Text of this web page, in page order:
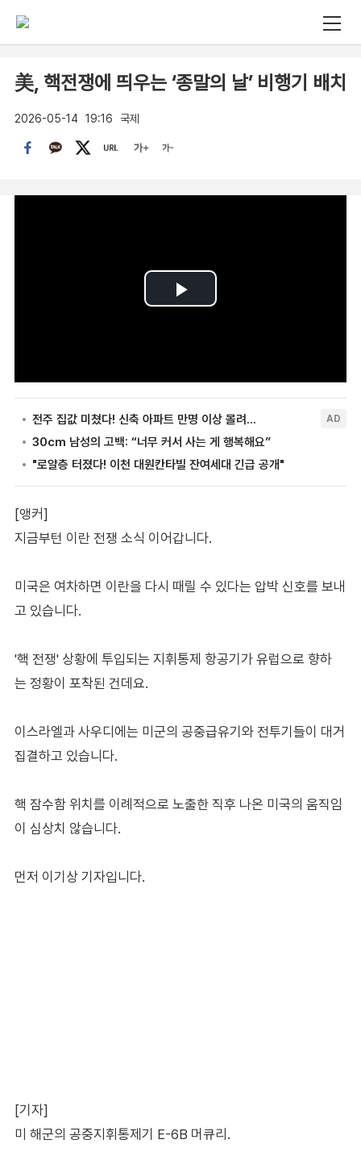
美, 핵전쟁에 띄우는 ‘종말의 날’ 비행기 배치
2026-05-14 19:16 국제
[앵커]
지금부턴 이란 전쟁 소식 이어갑니다.
미국은 여차하면 이란을 다시 때릴 수 있다는 압박 신호를 보내
고 있습니다.
'핵 전쟁' 상황에 투입되는 지휘통제 항공기가 유럽으로 향하
는 정황이 포착된 건데요.
이스라엘과 사우디에는 미군의 공중급유기와 전투기들이 대거
집결하고 있습니다.
핵 잠수함 위치를 이례적으로 노출한 직후 나온 미국의 움직임
이 심상치 않습니다.
먼저 이기상 기자입니다.
[기자]
미 해군의 공중지휘통제기 E-6B 머큐리.